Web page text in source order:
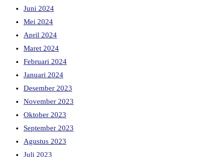
Juni 2024
Mei 2024
April 2024
Maret 2024
Februari 2024
Januari 2024
Desember 2023
November 2023
Oktober 2023
September 2023
Agustus 2023
Juli 2023